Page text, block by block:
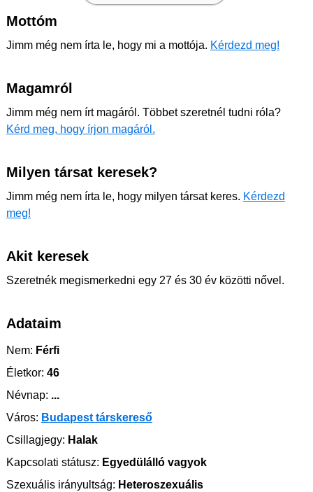
Mottóm
Jimm még nem írta le, hogy mi a mottója. Kérdezd meg!
Magamról
Jimm még nem írt magáról. Többet szeretnél tudni róla?
Kérd meg, hogy írjon magáról.
Milyen társat keresek?
Jimm még nem írta le, hogy milyen társat keres. Kérdezd
meg!
Akit keresek
Szeretnék megismerkedni egy 27 és 30 év közötti nővel.
Adataim
Nem: Férfi
Életkor: 46
Névnap: ...
Város: Budapest társkereső
Csillagjegy: Halak
Kapcsolati státusz: Egyedülálló vagyok
Szexuális irányultság: Heteroszexuális